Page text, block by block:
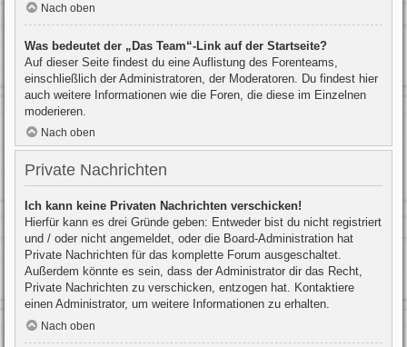
Nach oben
Was bedeutet der „Das Team“-Link auf der Startseite?
Auf dieser Seite findest du eine Auflistung des Forenteams,
einschließlich der Administratoren, der Moderatoren. Du findest hier
auch weitere Informationen wie die Foren, die diese im Einzelnen
moderieren.
Nach oben
Private Nachrichten
Ich kann keine Privaten Nachrichten verschicken!
Hierfür kann es drei Gründe geben: Entweder bist du nicht registriert
und / oder nicht angemeldet, oder die Board-Administration hat
Private Nachrichten für das komplette Forum ausgeschaltet.
Außerdem könnte es sein, dass der Administrator dir das Recht,
Private Nachrichten zu verschicken, entzogen hat. Kontaktiere
einen Administrator, um weitere Informationen zu erhalten.
Nach oben